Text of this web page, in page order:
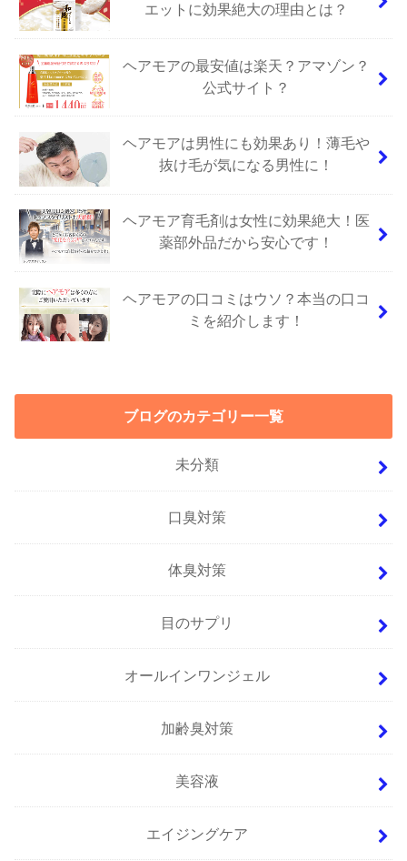
エットに効果絶大の理由とは？
ヘアモアの最安値は楽天？アマゾン？
公式サイト？
ヘアモアは男性にも効果あり！薄毛や
抜け毛が気になる男性に！
ヘアモア育毛剤は女性に効果絶大！医
薬部外品だから安心です！
ヘアモアの口コミはウソ？本当の口コ
ミを紹介します！
ブログのカテゴリー一覧
未分類
口臭対策
体臭対策
目のサプリ
オールインワンジェル
加齢臭対策
美容液
エイジングケア